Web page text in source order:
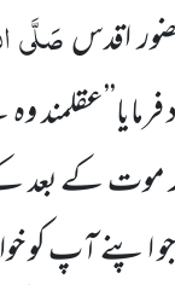
اقدسصَلَّی
موت کے
اپنے آپ کو